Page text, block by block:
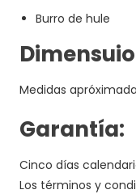
Burro de hule
Medidas
Garantía:
Cinco días
Los términos y